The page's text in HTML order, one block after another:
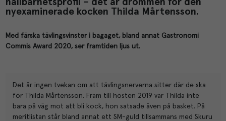
hållbarhetsprofil – det är drömmen för den
nyexaminerade kocken Thilda Mårtensson.
Med färska tävlingsvinster i bagaget, bland annat Gastronomi
Commis Award 2020, ser framtiden ljus ut.
Det är ingen tvekan om att tävlingsnerverna sitter där de ska
för Thilda Mårtensson. Fram till hösten 2019 var Thilda inte
bara på väg mot att bli kock, hon satsade även på basket. På
meritlistan står bland annat ett SM-guld tillsammans med Skuru